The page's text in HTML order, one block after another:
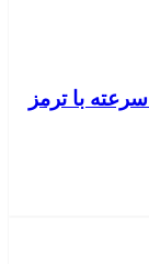
دوچرخه چیاوا مدل آکو دنده ای 21 سرعته با ترمز